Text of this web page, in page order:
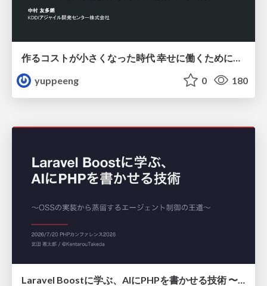
yuppeeng
0 180
Laravel Boostに学ぶ、AIにPHPを書かせる技術 〜OSSの実装から蒸留するエージェント制御の王道〜